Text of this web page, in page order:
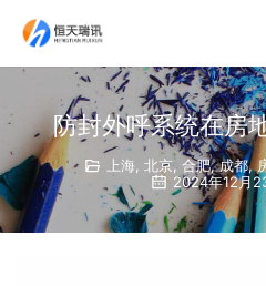
防封外呼系统在房
上海 北京, 合肥,成都,
2024年12月